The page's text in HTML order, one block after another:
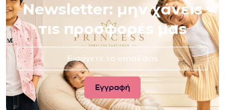
Newsletter: μην χάνεις
τις προσφορές μας